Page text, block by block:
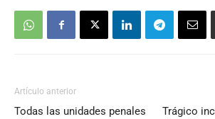
Artículo anterior
Todas las unidades penales
Trágico